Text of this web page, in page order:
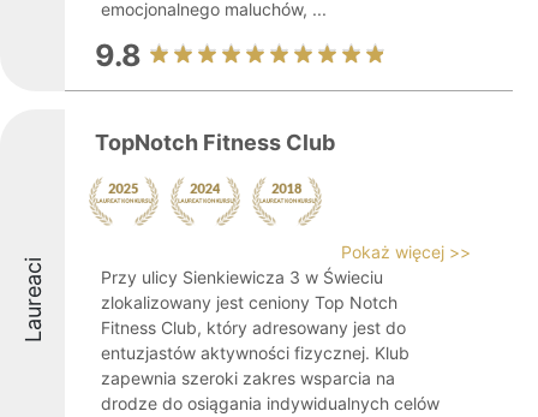
emocjonalnego maluchów, ...
9.8
Laureaci
TopNotch Fitness Club
Pokaż więcej >>
Przy ulicy Sienkiewicza 3 w Świeciu
zlokalizowany jest ceniony Top Notch
Fitness Club, który adresowany jest do
entuzjastów aktywności fizycznej. Klub
zapewnia szeroki zakres wsparcia na
drodze do osiągania indywidualnych celów